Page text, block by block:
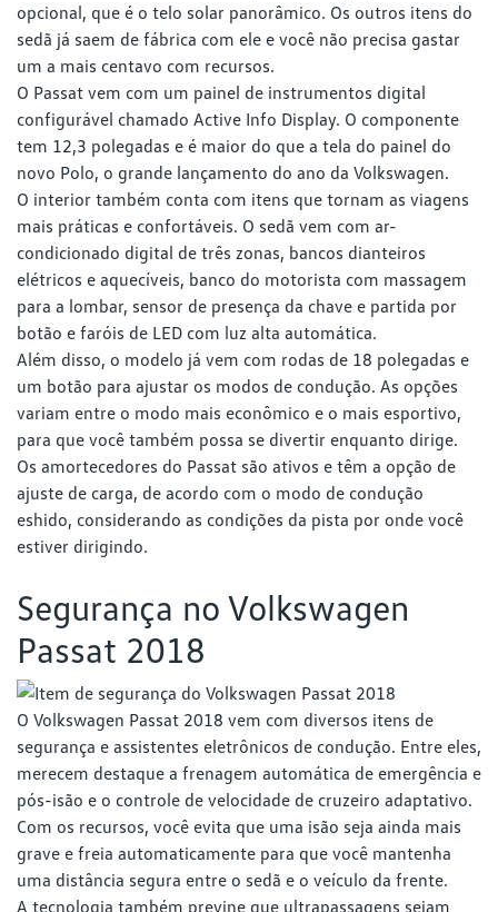
opcional, que é o telo solar panorâmico. Os outros itens do
sedã já saem de fábrica com ele e você não precisa gastar
um a mais centavo com recursos.
O Passat vem com um painel de instrumentos digital
configurável chamado Active Info Display. O componente
tem 12,3 polegadas e é maior do que a tela do painel do
novo Polo, o grande lançamento do ano da Volkswagen.
O interior também conta com itens que tornam as viagens
mais práticas e confortáveis. O sedã vem com ar-
condicionado digital de três zonas, bancos dianteiros
elétricos e aquecíveis, banco do motorista com massagem
para a lombar, sensor de presença da chave e partida por
botão e faróis de LED com luz alta automática.
Além disso, o modelo já vem com rodas de 18 polegadas e
um botão para ajustar os modos de condução. As opções
variam entre o modo mais econômico e o mais esportivo,
para que você também possa se divertir enquanto dirige.
Os amortecedores do Passat são ativos e têm a opção de
ajuste de carga, de acordo com o modo de condução
eshido, considerando as condições da pista por onde você
estiver dirigindo.
Segurança no Volkswagen
Passat 2018
O Volkswagen Passat 2018 vem com diversos itens de
segurança e assistentes eletrônicos de condução. Entre eles,
merecem destaque a frenagem automática de emergência e
pós-isão e o controle de velocidade de cruzeiro adaptativo.
Com os recursos, você evita que uma isão seja ainda mais
grave e freia automaticamente para que você mantenha
uma distância segura entre o sedã e o veículo da frente.
A tecnologia também previne que ultrapassagens sejam